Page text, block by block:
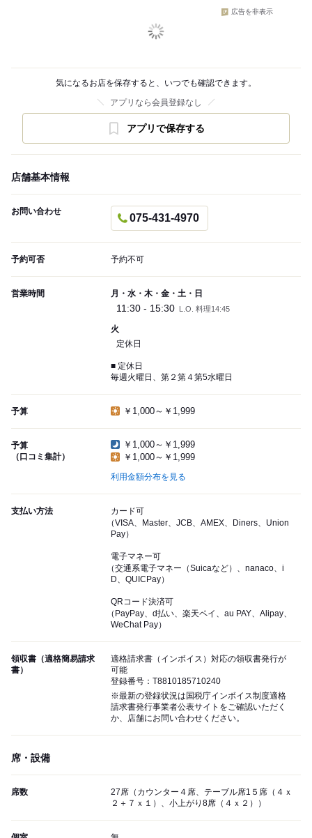
広告を非表示
気になるお店を保存すると、いつでも確認できます。
アプリなら会員登録なし
アプリで保存する
店舗基本情報
お問い合わせ
075-431-4970
予約可否 予約不可
営業時間 月・水・木・金・土・日
11:30 - 15:30 L.O. 料理14:45
火
定休日
■ 定休日
毎週火曜日、第２第４第5水曜日
予算 ￥1,000～￥1,999
予算
（口コミ集計）
￥1,000～￥1,999
￥1,000～￥1,999
利用金額分布を見る
支払い方法
カード可
（VISA、Master、JCB、AMEX、Diners、Union
Pay）
電子マネー可
（交通系電子マネー（Suicaなど）、nanaco、i
D、QUICPay）
QRコード決済可
（PayPay、d払い、楽天ペイ、au PAY、Alipay、
WeChat Pay）
領収書（適格簡易請求
書）
適格請求書（インボイス）対応の領収書発行が
可能
登録番号：T8810185710240
※最新の登録状況は国税庁インボイス制度適格
請求書発行事業者公表サイトをご確認いただく
か、店舗にお問い合わせください。
席・設備
席数
27席（カウンター４席、テーブル席1５席（４ｘ
２＋７ｘ１）、小上がり8席（４ｘ２））